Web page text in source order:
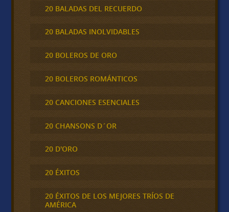
20 BALADAS DEL RECUERDO
20 BALADAS INOLVIDABLES
20 BOLEROS DE ORO
20 BOLEROS ROMÁNTICOS
20 CANCIONES ESENCIALES
20 CHANSONS D´OR
20 D'ORO
20 ÉXITOS
20 ÉXITOS DE LOS MEJORES TRÍOS DE
AMÉRICA